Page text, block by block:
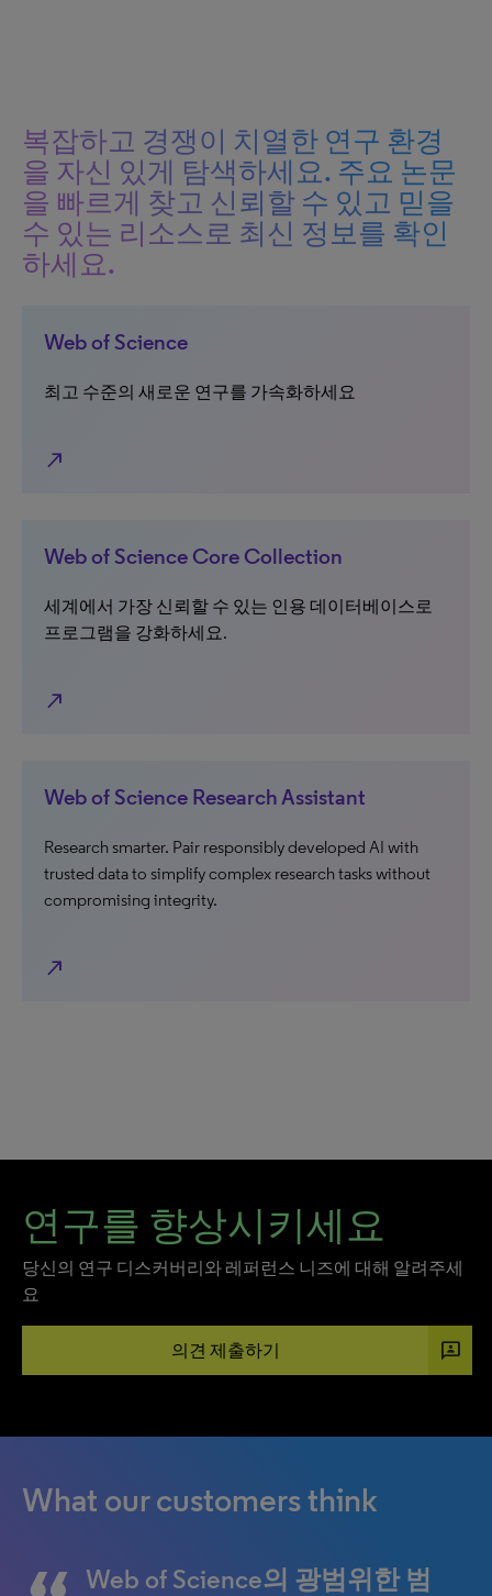
복잡하고 경쟁이 치열한 연구 환경
을 자신 있게 탐색하세요. 주요 논문
을 빠르게 찾고 신뢰할 수 있고 믿을
수 있는 리소스로 최신 정보를 확인
하세요.
Web of Science
최고 수준의 새로운 연구를 가속화하세요
north_east
Web of Science Core Collection
세계에서 가장 신뢰할 수 있는 인용 데이터베이스로
프로그램을 강화하세요.
north_east
Web of Science Research Assistant
Research smarter. Pair responsibly developed AI with
trusted data to simplify complex research tasks without
compromising integrity.
north_east
연구를 향상시키세요
당신의 연구 디스커버리와 레퍼런스 니즈에 대해 알려주세
요
의견 제출하기 3p
What our customers think
Web of Science에는 1900년부
EndNote보다 더 좋은 인용 관
Web of Science의 광범위한 범
교육 도구로서 Web of Science
... 저는 Web of Science가 매우
Web of Science와 EndNote와